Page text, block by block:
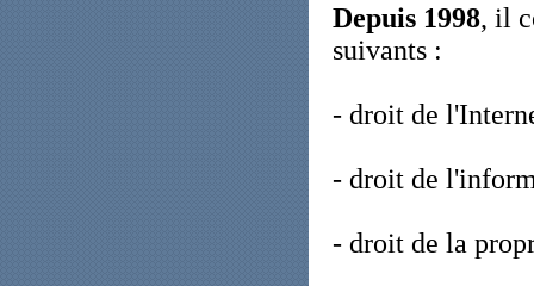
Depuis 1998, il
suivants :
- droit de
- droit de
- droit de la